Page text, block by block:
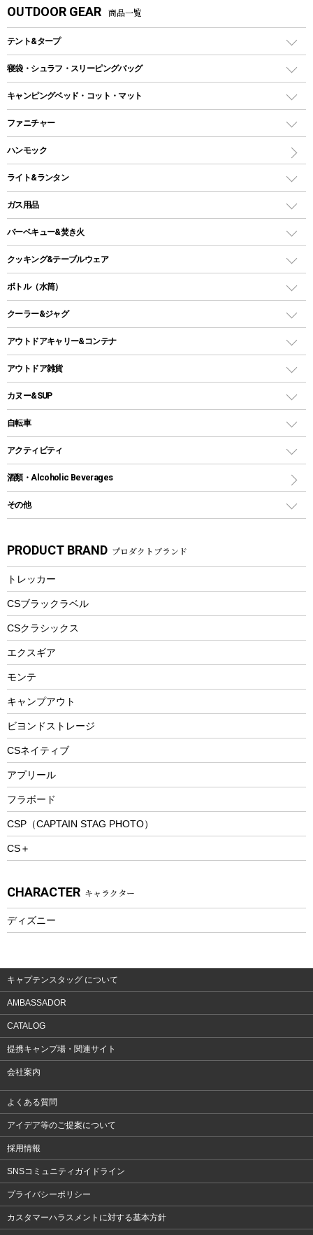
OUTDOOR GEAR 商品一覧
テント&タープ
テント
ツールームテント
ワンポールテント
シェルターテント
ロッジ型・オリジナルテント
タープ
スクエアタープ（レクタタープ）
メッシュタープ
自立式タープ
パラソル
テントアクセサリー
ペグ
グランドシート
ガイドロープ
ツール
寝袋・シュラフ・スリーピングバッグ
レクタングラー型（封筒型）シュラフ
インナーシュラフ
キャンピングベッド・コット・マット
キャンピングベッド・コット
インフレータブルマット
ファニチャー
アウトドアテーブル
レジャーシート
ハンモック
ライト&ランタン
LEDランタン
ガスランタン
オイルランタン
LEDライト
ヘッドライト
キャンドル
ガス用品
ガスバーナー
ガス缶
ガストーチ、ライター
バーベキュー&焚き火
バーベキューコンロ、グリル
焚き火台タイプ（ロースタイル）グリル
卓上タイプグリル
パーティータイプグリル
鉄板、アミ
焚き火台&ストーブ
火起こし
バーベキューツール
クッキング&テーブルウェア
ダッチオーブン
ホットサンドメーカー
クッカーセット
シェラカップ
クッキングツール
ナイフ
カトラリー
マグカップ、カップ
ステンレスボトル
フードボトル
トレー
ランチョンマット
ランチボックス
ボトル（水筒）
ステンレスボトル
コップ付きタイプ
ワンタッチタイプ
プラスチックボトル
ディズニーボトル
クーラー&ジャグ
クーラーボックス
クーラーバッグ
ウォータージャグ
保冷剤
アウトドアキャリー&コンテナ
アウトドアキャリー
アウトドア雑貨
バックパック&バッグ
リュック、バックパック
トートバッグ、サコッシュ
ショッピングキャリー
その他アウトドア雑貨
スプレー関係
ツール、他
カヌー&SUP
インフレータブル
カヤック
パドル
ヘルメット
エアーポンプ
アクセサリー
自転車
折りたたみ自転車
スポーツサイクル
シティサイクル
自転車ウェア
アクティビティ
マリン
ラッシュガード
パラソル
フローティングベスト
ヘルメット
エアーポンプ
ビーチテント
ウィンター
スノーシュー
防寒ウェア
トレッキング
トレッキングアクセサリー
プレイグッズ
ウェルネス
ウェア、タオル
ウェア
酒類・Alcoholic Beverages
その他
湯たんぽ
防災用品
PRODUCT BRAND プロダクトブランド
トレッカー
CSブラックラベル
CSクラシックス
エクスギア
モンテ
キャンプアウト
ビヨンドストレージ
CSネイティブ
アプリール
フラボード
CSP（CAPTAIN STAG PHOTO）
CS＋
CHARACTER キャラクター
ディズニー
キャプテンスタッグ について
AMBASSADOR
CATALOG
提携キャンプ場・関連サイト
会社案内
よくある質問
アイデア等のご提案について
採用情報
SNSコミュニティガイドライン
プライバシーポリシー
カスタマーハラスメントに対する基本方針